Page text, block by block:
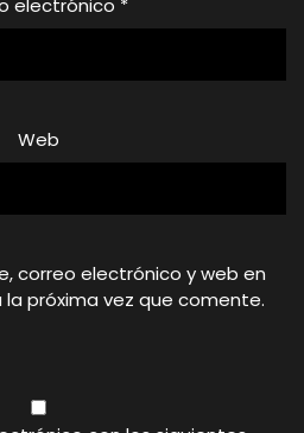
Web
correo electrónico y web en
próxima vez que comente.